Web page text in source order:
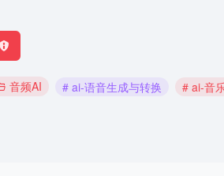
音频AI # ai-语音生成与转换 # ai-音